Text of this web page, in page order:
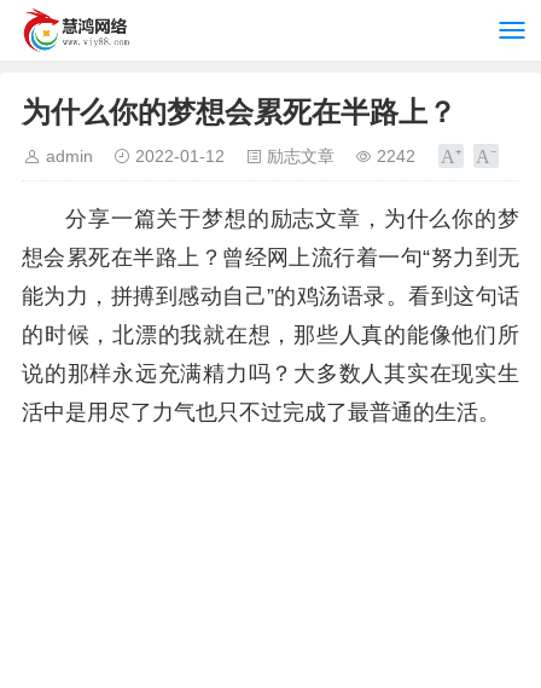
为什么你的梦想会累死在半路上？
admin 2022-01-12 励志文章 2242
分享一篇关于梦想的励志文章，为什么你的梦
想会累死在半路上？曾经网上流行着一句“努力到无
能为力，拼搏到感动自己”的鸡汤语录。看到这句话
的时候，北漂的我就在想，那些人真的能像他们所
说的那样永远充满精力吗？大多数人其实在现实生
活中是用尽了力气也只不过完成了最普通的生活。